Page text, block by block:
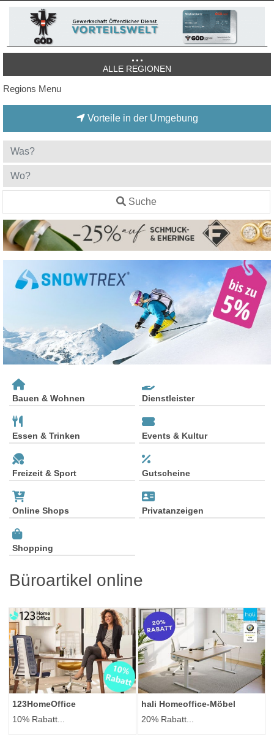
ALLE REGIONEN
Regions Menu
Vorteile in der Umgebung
Suche
Bauen & Wohnen Dienstleister
Essen & Trinken Events & Kultur
Freizeit & Sport Gutscheine
Online Shops Privatanzeigen
Shopping
Büroartikel online
123HomeOffice
10% Rabatt...
hali Homeoffice-Möbel
20% Rabatt...